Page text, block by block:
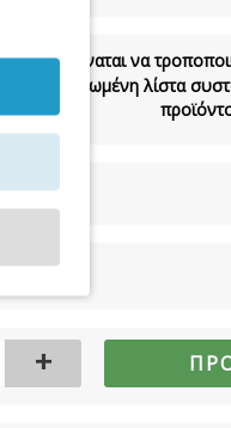
δύναται να
και ενημερωμένη λίστα
+